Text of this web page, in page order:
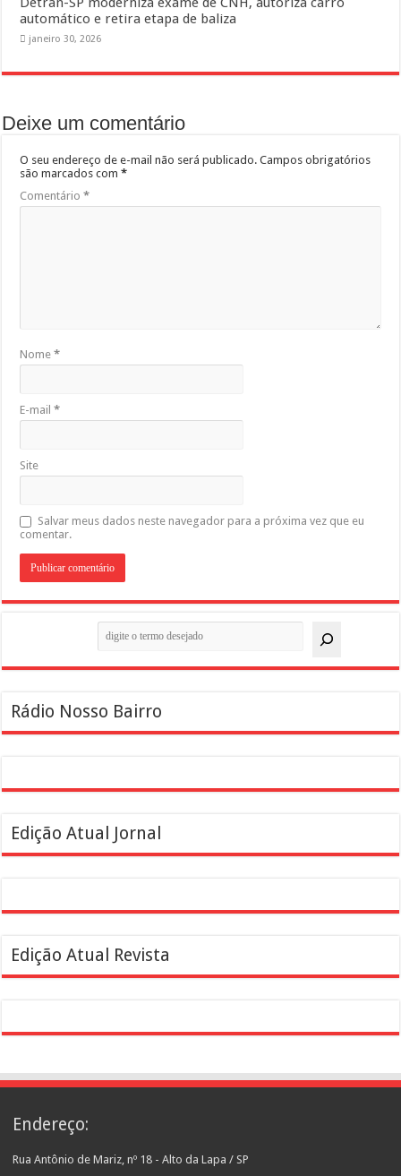
automático e retira etapa de baliza
janeiro 30, 2026
Deixe um comentário
O seu endereço de e-mail não será publicado. Campos obrigatórios
são marcados com*
Comentário*
Nome*
E-mail*
Site
Salvar meus dados neste navegador para a próxima vez que eu
comentar.
Rádio Nosso Bairro
Edição Atual Jornal
Edição Atual Revista
Endereço:
Rua Antônio de Mariz, nº 18 - Alto da Lapa / SP